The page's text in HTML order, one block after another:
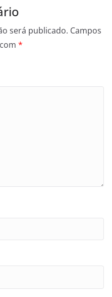
será publicado. Campos
*